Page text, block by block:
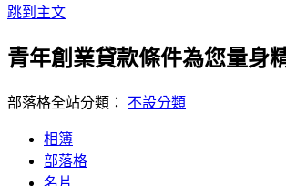
跳到主文
青年創業貸款條件為您量身
部落格全站分類： 不設分類
相簿
部落格
名片